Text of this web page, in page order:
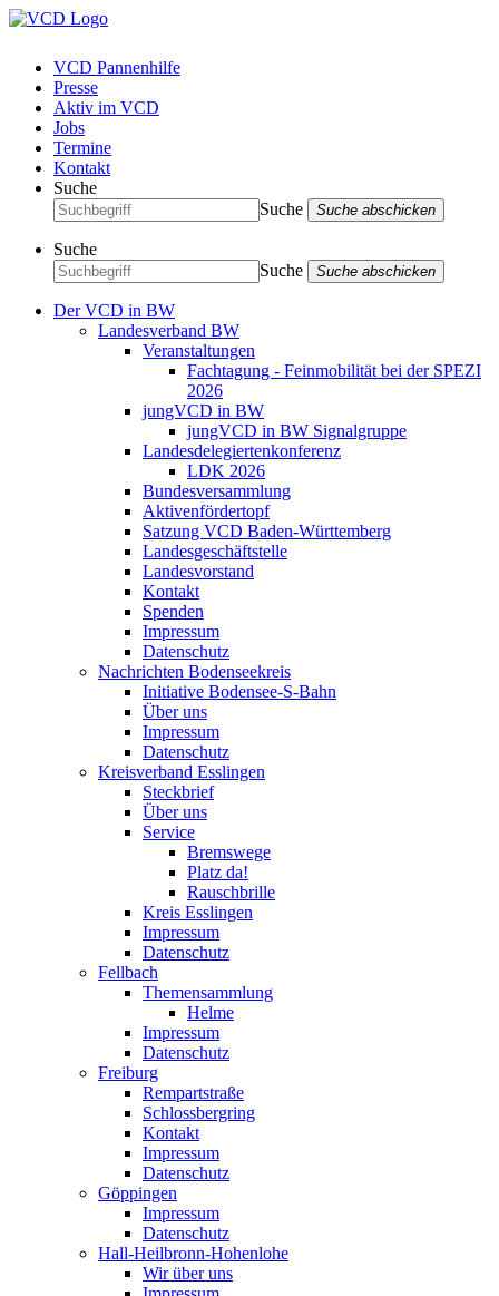
VCD Pannenhilfe
Presse
Aktiv im VCD
Jobs
Termine
Kontakt
Suche
Suche
Suche abschicken
Suche
Suche
Suche abschicken
Der VCD in BW
Landesverband BW
Veranstaltungen
Fachtagung - Feinmobilität bei der SPEZI
2026
jungVCD in BW
jungVCD in BW Signalgruppe
Landesdelegiertenkonferenz
LDK 2026
Bundesversammlung
Aktivenfördertopf
Satzung VCD Baden-Württemberg
Landesgeschäftstelle
Landesvorstand
Kontakt
Spenden
Impressum
Datenschutz
Nachrichten Bodenseekreis
Initiative Bodensee-S-Bahn
Über uns
Impressum
Datenschutz
Kreisverband Esslingen
Steckbrief
Über uns
Service
Bremswege
Platz da!
Rauschbrille
Kreis Esslingen
Impressum
Datenschutz
Fellbach
Themensammlung
Helme
Impressum
Datenschutz
Freiburg
Rempartstraße
Schlossbergring
Kontakt
Impressum
Datenschutz
Göppingen
Impressum
Datenschutz
Hall-Heilbronn-Hohenlohe
Wir über uns